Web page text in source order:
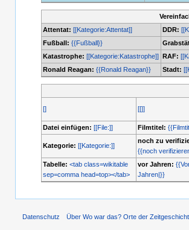
Attentat: [[Kategorie:Attentat]] DDR:
Fußball: {{Fußball}}
Katastrophe: [[Kategorie:Katastrophe]] RAF:
Ronald Reagan: {{Ronald Reagan}} Stadt:
[] [[]]
Datei einfügen: [[File:]] Filmtitel:
Kategorie: [[Kategorie:]]
noch zu
{{noch
Tabelle: <tab class=wikitable
sep=comma head=top></tab>
vor Jahren:
Jahren|}}
Datenschutz Über Wo war das? Orte der